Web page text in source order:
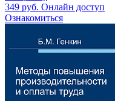
349 руб. Онлайн доступ
Ознакомиться